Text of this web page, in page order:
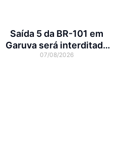
Saída 5 da BR-101 em
Garuva será interditada
por até 90 dias para obras
07/08/2026